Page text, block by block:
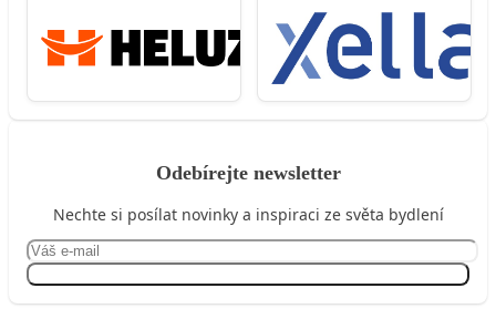
Odebírejte newsletter
Nechte si posílat novinky a inspiraci ze světa bydlení